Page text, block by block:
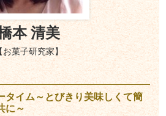
本 清美
お菓子研究家】
タイム～とびきり美味しくて簡
に～